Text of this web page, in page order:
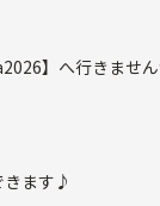
】へ行きませ
きます♪